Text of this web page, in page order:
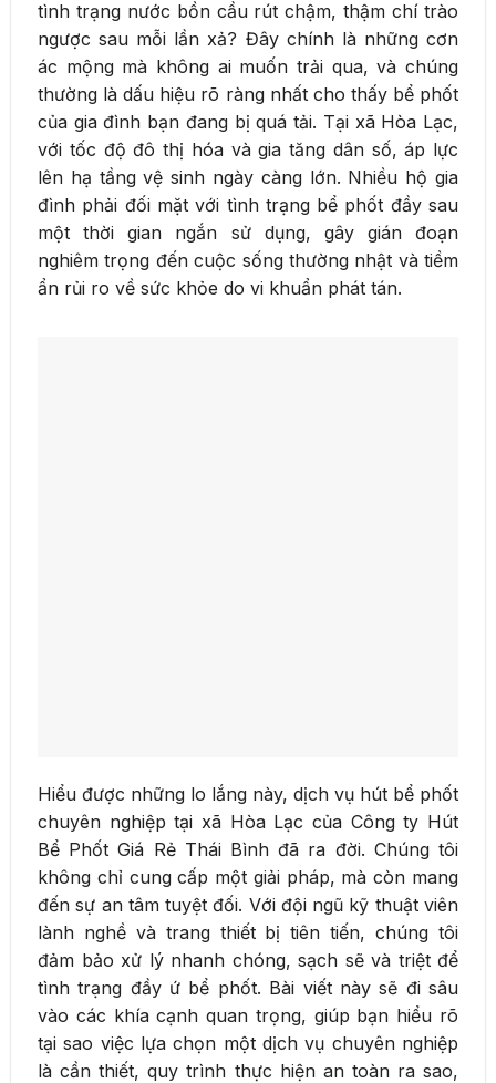
tình trạng nước bồn cầu rút chậm, thậm chí trào
ngược sau mỗi lần xả? Đây chính là những cơn
ác mộng mà không ai muốn trải qua, và chúng
thường là dấu hiệu rõ ràng nhất cho thấy bể phốt
của gia đình bạn đang bị quá tải. Tại xã Hòa Lạc,
với tốc độ đô thị hóa và gia tăng dân số, áp lực
lên hạ tầng vệ sinh ngày càng lớn. Nhiều hộ gia
đình phải đối mặt với tình trạng bể phốt đầy sau
một thời gian ngắn sử dụng, gây gián đoạn
nghiêm trọng đến cuộc sống thường nhật và tiềm
ẩn rủi ro về sức khỏe do vi khuẩn phát tán.
Hiểu được những lo lắng này, dịch vụ hút bể phốt
chuyên nghiệp tại xã Hòa Lạc của Công ty Hút
Bể Phốt Giá Rẻ Thái Bình đã ra đời. Chúng tôi
không chỉ cung cấp một giải pháp, mà còn mang
đến sự an tâm tuyệt đối. Với đội ngũ kỹ thuật viên
lành nghề và trang thiết bị tiên tiến, chúng tôi
đảm bảo xử lý nhanh chóng, sạch sẽ và triệt để
tình trạng đầy ứ bể phốt. Bài viết này sẽ đi sâu
vào các khía cạnh quan trọng, giúp bạn hiểu rõ
tại sao việc lựa chọn một dịch vụ chuyên nghiệp
là cần thiết, quy trình thực hiện an toàn ra sao,